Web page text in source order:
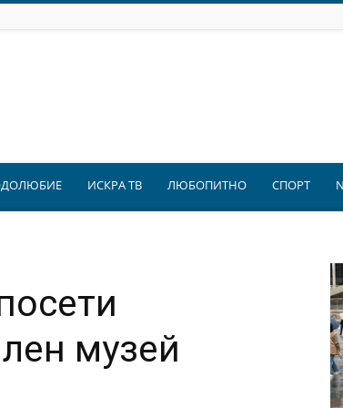
ИСКРА ТВ ЛЮБОПИТНО СПОРТ
музей